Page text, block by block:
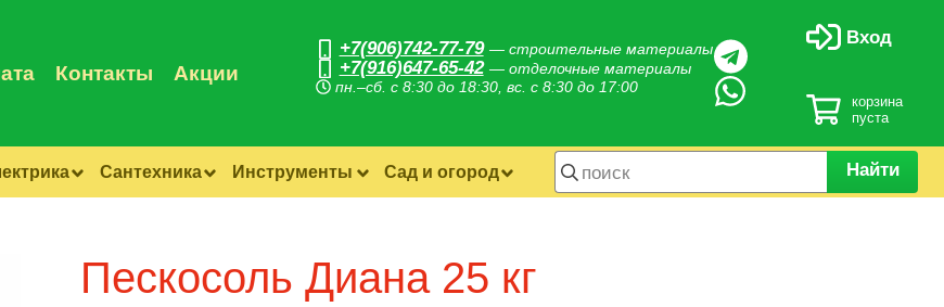
+7(906)742-77-79 — строительные материалы
+7(916)647-65-42 — отделочные материалы
пн.–сб. с 8:30 до 18:30, вс. с 8:30 до 17:00
Контакты Акции
Вход
корзина
пуста
Сантехника Инструменты Сад и огород Найти
Пескосоль Диана 25 кг